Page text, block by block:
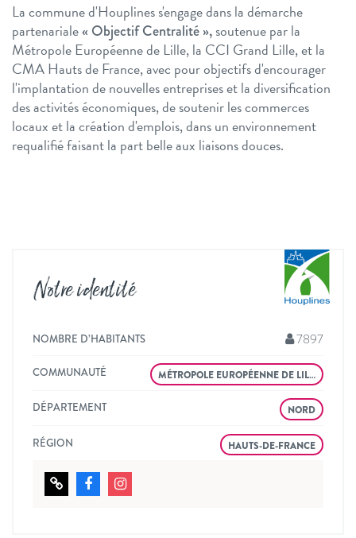
La commune d'Houplines s'engage dans la démarche
partenariale« Objectif Centralité »,soutenue par la
Métropole Européenne de Lille, la CCI Grand Lille, et la
CMA Hauts de France, avec pour objectifs d'encourager
l'implantation de nouvelles entreprises et la diversification
des activités économiques, de soutenir les commerces
locaux et la création d'emplois, dans un environnement
requalifié faisant la part belle aux liaisons douces.
Notre identité
NOMBRE D’HABITANTS 7897
COMMUNAUTÉ MÉTROPOLE EUROPÉENNE DE LIL…
DÉPARTEMENT NORD
RÉGION HAUTS-DE-FRANCE